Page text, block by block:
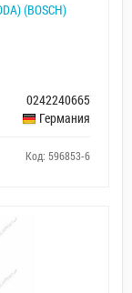
(BOSCH)
0242240665
Германия
Код: 596853-6